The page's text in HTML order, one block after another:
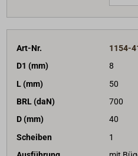
Art-Nr.
1154-
D1 (mm)
8
L (mm)
50
BRL (daN)
700
D (mm)
40
Scheiben
1